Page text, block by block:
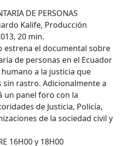
DE PERSONAS
Kalife, Producción
20 min.
estrena el documental sobre
de personas en el Ecuador
a la justicia que
rastro. Adicionalmente a
un panel foro con la
de Justicia, Policía,
de la sociedad civil y
16H00 y 18H00